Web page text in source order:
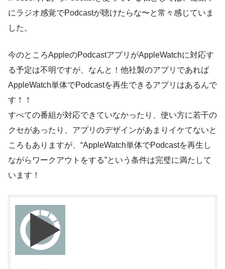
にラジオ感覚でPodcastが聴けたらな〜と常々感じていま
した。
今のところAppleのPodcastアプリがAppleWatchに対応す
る予定は不明ですが、なんと！他社製のアプリであれば
AppleWatch単体でPodcastを再生できるアプリはあるんで
す！！
すべての番組が対応できていなかったり、使い方に若干の
クセがあったり、アプリのデザインがあまりイケてないと
ころもありますが、 “AppleWatch単体でPodcastを再生し
ながらワークアウトをする”という条件は完璧に満たして
います！